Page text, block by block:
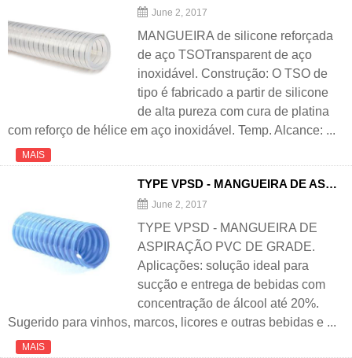
June 2, 2017
MANGUEIRA de silicone reforçada
de aço TSOTransparent de aço
inoxidável. Construção: O TSO de
tipo é fabricado a partir de silicone
de alta pureza com cura de platina
com reforço de hélice em aço inoxidável. Temp. Alcance: ...
MAIS
TYPE VPSD - MANGUEIRA DE ASPIRAÇÃO DE PVC DE GRADE DE ALIMENTOS
June 2, 2017
TYPE VPSD - MANGUEIRA DE
ASPIRAÇÃO PVC DE GRADE.
Aplicações: solução ideal para
sucção e entrega de bebidas com
concentração de álcool até 20%.
Sugerido para vinhos, marcos, licores e outras bebidas e ...
MAIS